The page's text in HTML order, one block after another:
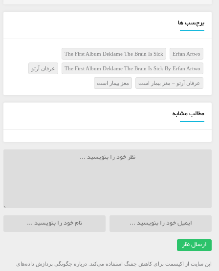
برچسب ها
Erfan Artwo
The First Album Deklame The Brain Is Sick
The First Album Deklame The Brain Is Sick By Erfan Artwo عرفان آرتو
عرفان آرتو – مغز بیمار است مغز بیمار است
مطالب مشابه
این سایت از اکیسمت برای کاهش جفنگ استفاده می‌کند. درباره چگونگی پردازش داده‌های